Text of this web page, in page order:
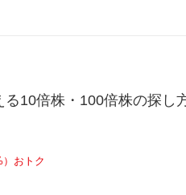
10倍株・100倍株の探し
おトク